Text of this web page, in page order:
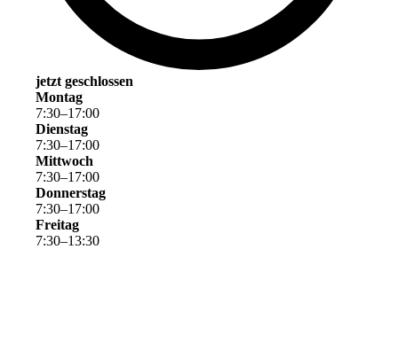
jetzt geschlossen
Montag
7:30–17:00
Dienstag
7:30–17:00
Mittwoch
7:30–17:00
Donnerstag
7:30–17:00
Freitag
7:30–13:30